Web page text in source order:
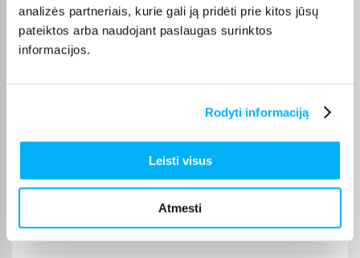
analizės partneriais, kurie gali ją pridėti prie kitos jūsų
pateiktos arba naudojant paslaugas surinktos
informacijos.
Rodyti informaciją
Leisti visus
Atmesti
Kokie ANIAN Plaukų dažai kategorijoje esantys
Kiek prekių yra ANIAN Plaukų dažai kategorijos
asortimente ir kokia žemiausia kaina?
Ar BIGBOX.LT galima rasti akcijų ANIAN Plaukų
dažai kategorijoje?